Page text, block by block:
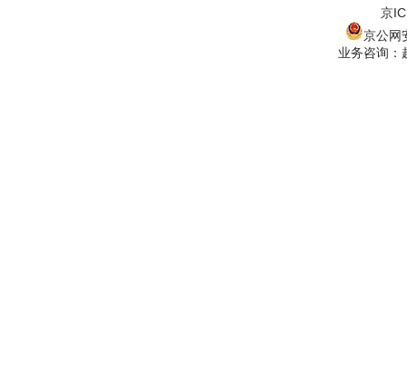
京
京公网
业务咨询：